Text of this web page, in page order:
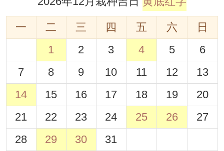
一 二 三 四 五 六
日
1
2 3 4 5
6
7
8 9 10 11 12
13
14
15 16 17 18 19
20
21
22 23 24 25 26
27
28
29 30 31